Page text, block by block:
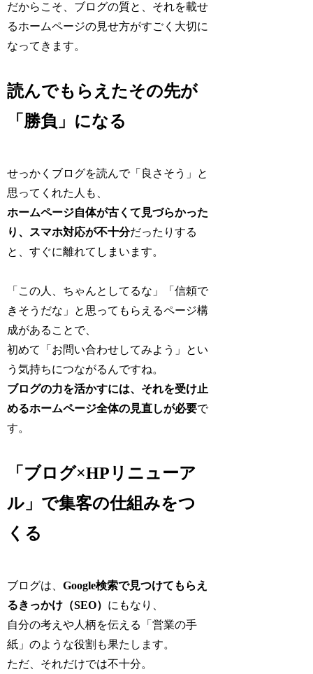
だからこそ、ブログの質と、それを載せ
るホームページの見せ方がすごく大切に
なってきます。
読んでもらえたその先が
「勝負」になる
せっかくブログを読んで「良さそう」と
思ってくれた人も、
ホームページ自体が古くて見づらかった
り、スマホ対応が不十分だったりする
と、すぐに離れてしまいます。
「この人、ちゃんとしてるな」「信頼で
きそうだな」と思ってもらえるページ構
成があることで、
初めて「お問い合わせしてみよう」とい
う気持ちにつながるんですね。
ブログの力を活かすには、それを受け止
めるホームページ全体の見直しが必要で
す。
「ブログ×HPリニューア
ル」で集客の仕組みをつ
くる
ブログは、Google検索で見つけてもらえ
るきっかけ（SEO） にもなり、
自分の考えや人柄を伝える「営業の手
紙」のような役割も果たします。
ただ、それだけでは不十分。